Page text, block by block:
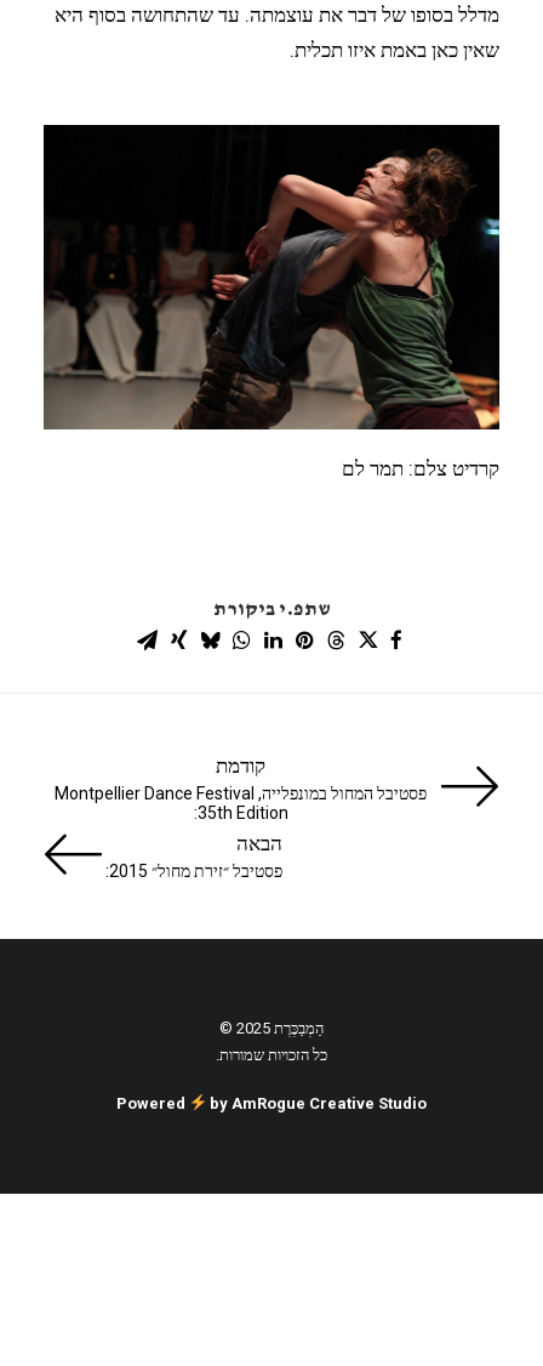
מדלל בסופו של דבר את עוצמתה. עד שהתחושה בסוף היא
שאין כאן באמת איזו תכלית.
קרדיט צלם: תמר לם
שתפ.י ביקורת
קודמת
פסטיבל המחול במונפלייה, Montpellier Dance Festival
35th Edition:
הבאה
פסטיבל ״זירת מחול״ 2015:
הַמְבַכֶּרֶת 2025 ©
כל הזכויות שמורות.
Powered by AmRogue Creative Studio